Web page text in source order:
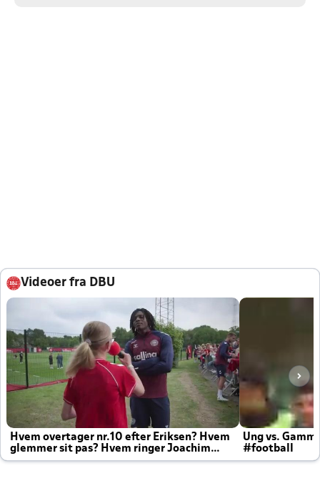
Videoer fra DBU
Hvem overtager nr.10 efter Eriksen? Hvem
glemmer sit pas? Hvem ringer Joachim
altid til efter kampe?
Ung vs.
#football